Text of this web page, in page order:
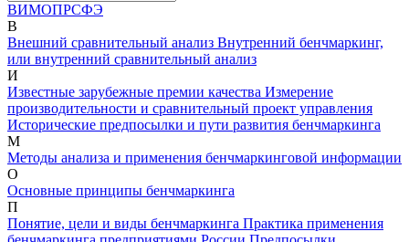
ВИМОПРСФЭ
В
Внешний сравнительный анализ Внутренний бенчмаркинг,
или внутренний сравнительный анализ
И
Известные зарубежные премии качества Измерение
производительности и сравнительный проект управления
Исторические предпосылки и пути развития бенчмаркинга
М
Методы анализа и применения бенчмаркинговой информации
О
Основные принципы бенчмаркинга
П
Понятие, цели и виды бенчмаркинга Практика применения